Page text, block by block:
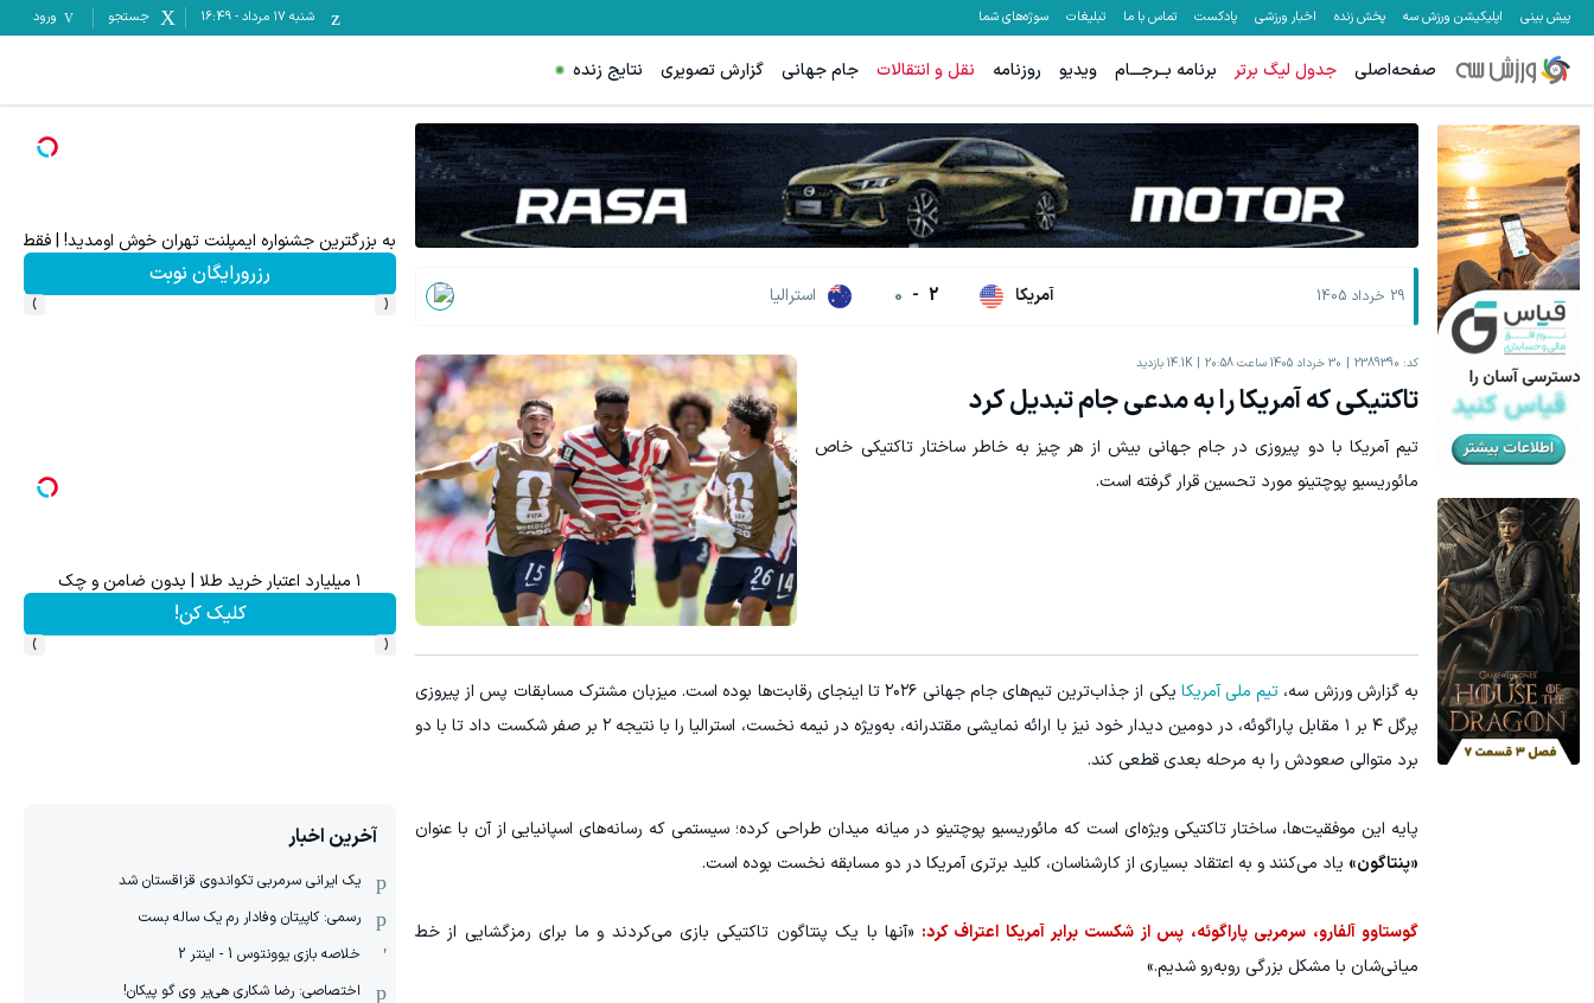
پیش بینی اپلیکیشن ورزش سه پخش زنده اخبار ورزشی پادکست تماس با ما تبلیغات سوژه‌های شما شنبه ۱۷ مرداد -
16:49 جستجو ورود
صفحه‌اصلی جدول لیگ برتر برنامه بــرجـــام ویدیو روزنامه نقل و انتقالات جام جهانی گزارش تصویری نتایج زنده
29 خرداد 1405 آمریکا 2
-
0 استرالیا
کد: 2389390 30 خرداد 1405 ساعت 20:58 14.1K بازدید
تاکتیکی که آمریکا را به مدعی جام تبدیل کرد
تیم آمریکا با دو پیروزی در جام جهانی بیش از هر چیز به خاطر ساختار تاکتیکی خاص
مائوریسیو پوچتینو مورد تحسین قرار گرفته است.
به گزارش ورزش سه، تیم ملی آمریکا
یکی از جذاب‌ترین تیم‌های جام جهانی ۲۰۲۶ تا اینجای رقابت‌ها بوده است. میزبان مشترک مسابقات پس از پیروزی
پرگل ۴ بر ۱ مقابل پاراگوئه، در دومین دیدار خود نیز با ارائه نمایشی مقتدرانه، به‌ویژه در نیمه نخست، استرالیا را با نتیجه ۲ بر صفر شکست داد تا با دو
برد متوالی صعودش را به مرحله بعدی قطعی کند.
پایه این موفقیت‌ها، ساختار تاکتیکی ویژه‌ای است که مائوریسیو پوچتینو در میانه میدان طراحی کرده؛ سیستمی که رسانه‌های اسپانیایی از آن با عنوان
«پنتاگون» یاد می‌کنند و به اعتقاد بسیاری از کارشناسان، کلید برتری آمریکا در دو مسابقه نخست بوده است.
گوستاوو آلفارو، سرمربی پاراگوئه، پس از شکست برابر آمریکا اعتراف کرد: «آنها با یک پنتاگون تاکتیکی بازی می‌کردند و ما برای رمزگشایی از خط
میانی‌شان با مشکل بزرگی روبه‌رو شدیم.»
جای بخیه داری؟؟ فقط در 3 هفته ترمیمش کن!😍 ترمیم جای زخم، بخیه و سوختگی فقط در 3 هفته!!😍 جای این پک تقویت موی جلبک توی حمومت خالیه!45%تخفیف به بزرگترین جشنواره ایمپلنت تهران خوش اومدید! | فقط ۲۵ میلیون !
رزرورایگان نوبت
‹
›
آمپول لاغری اسپارتینا، ا میلیون تومان ارزان‌تر از همه‌جا! جای این پک تقویت موی جلبک توی حمومت خالیه!45%تخفیف ترکیب برتر از سهام برتر
کلیک کن!
۱ میلیارد اعتبار خرید طلا | بدون ضامن و چک
کلیک کن!
‹
›
آخرین اخبار
یک ایرانی سرمربی تکواندوی قزاقستان شد
رسمی: کاپیتان وفادار رم یک ساله بست
خلاصه بازی یوونتوس 1 - اینتر 2
اختصاصی: رضا شکاری هی‌یر وی‌ گو پیکان!